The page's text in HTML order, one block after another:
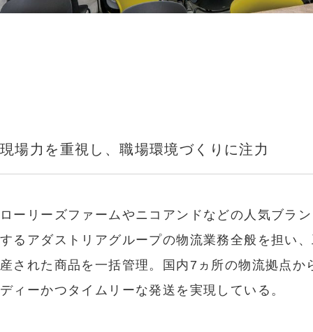
現場力を重視し、職場環境づくりに注力
ローリーズファームやニコアンドなどの人気ブラ
するアダストリアグループの物流業務全般を担い
産された商品を一括管理。国内7ヵ所の物流拠点か
ディーかつタイムリーな発送を実現している。